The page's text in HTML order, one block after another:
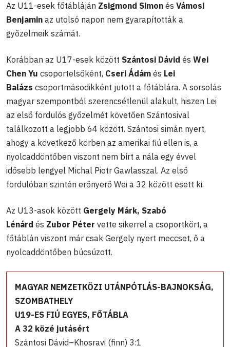
Az U11-esek főtábláján Zsigmond Simon és Vámosi
Benjamin az utolsó napon nem gyarapították a
győzelmeik számát.
Korábban az U17-esek között Szántosi Dávid és Wei
Chen Yu csoportelsőként, Cseri Ádám és Lei
Balázs csoportmásodikként jutott a főtáblára. A sorsolás
magyar szempontból szerencsétlenül alakult, hiszen Lei
az első fordulós győzelmét követően Szántosival
találkozott a legjobb 64 között. Szántosi simán nyert,
ahogy a következő körben az amerikai fiú ellen is, a
nyolcaddöntőben viszont nem bírt a nála egy évvel
idősebb lengyel Michal Piotr Gawlasszal. Az első
fordulóban szintén erőnyerő Wei a 32 között esett ki.
Az U13-asok között Gergely Márk, Szabó
Lénárd és Zubor Péter vette sikerrel a csoportkört, a
főtáblán viszont már csak Gergely nyert meccset, ő a
nyolcaddöntőben búcsúzott.
MAGYAR NEMZETKÖZI UTÁNPÓTLÁS-BAJNOKSÁG,
SZOMBATHELY
U19-ES FIÚ EGYES, FŐTÁBLA
A 32 közé jutásért
Szántosi Dávid–Khosravi (finn) 3:1